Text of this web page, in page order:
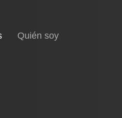
(current)Quién soy